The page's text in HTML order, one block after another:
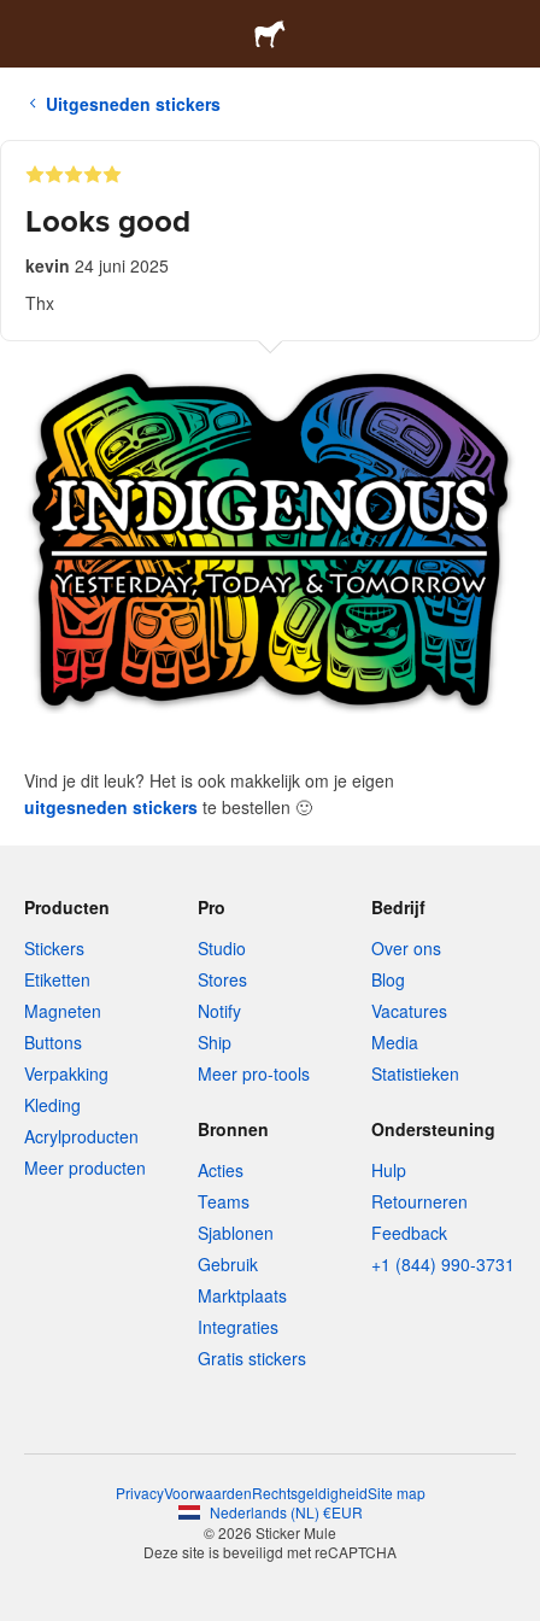
Uitgesneden stickers
Looks good
kevin 24 juni 2025
Thx
Vind je dit leuk? Het is ook makkelijk om je eigen
uitgesneden stickers te bestellen 🙂
Producten
Stickers
Etiketten
Magneten
Buttons
Verpakking
Kleding
Acrylproducten
Meer producten
Pro
Studio
Stores
Notify
Ship
Meer pro-tools
Bedrijf
Over ons
Blog
Vacatures
Media
Statistieken
Bronnen
Acties
Teams
Sjablonen
Gebruik
Marktplaats
Integraties
Gratis stickers
Ondersteuning
Hulp
Retourneren
Feedback
+1 (844) 990-3731
PrivacyVoorwaardenRechtsgeldigheidSite map
Nederlands(NL ) €EUR
© 2026 Sticker Mule
Deze site is beveiligd met reCAPTCHA